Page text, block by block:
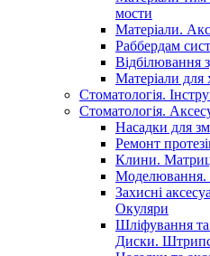
мости
Матеріали.
Раббердам
Відбілювання
Матеріали для
Стоматологія.
Стоматологія.
Насадки для
Ремонт
Клини.
Моделювання.
Захисні
Окуляри
Шліфування та
Диски.